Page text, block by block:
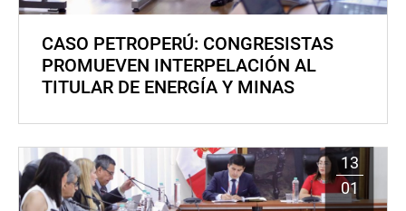
CASO PETROPERÚ: CONGRESISTAS
PROMUEVEN INTERPELACIÓN AL
TITULAR DE ENERGÍA Y MINAS
13
01